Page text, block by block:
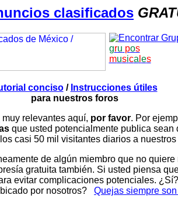
clasificados
gru pos
musica es
conciso/ Instrucciones útiles
para nuestros foros
muy relevantes aquí, por favor. Por
que usted potencialmente publica sean
casi 50 mil visitantes diarios a
de algún miembro que no
gratuita también. Si usted piensa
evitar complicaciones potenciales. ¿Sí?
por nosotros? Quejas siempre